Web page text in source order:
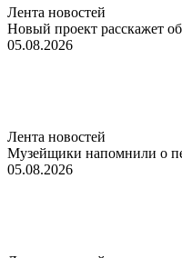
Лента новостей
Новый проект расскажет
05.08.2026
Лента новостей
Музейщики напомнили о
05.08.2026